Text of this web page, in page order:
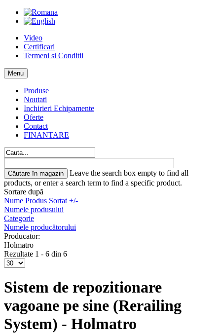
Video
Certificari
Termeni si Conditii
Menu
Produse
Noutati
Inchirieri Echipamente
Oferte
Contact
FINANTARE
Leave the search box empty to find all
products, or enter a search term to find a specific product.
Sortare după
Nume Produs Sortat +/-
Numele produsului
Categorie
Numele producătorului
Producator:
Holmatro
Rezultate 1 - 6 din 6
Sistem de repozitionare
vagoane pe sine (Rerailing
System) - Holmatro